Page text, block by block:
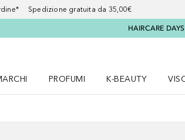
Spedizione gratuita da 35,00€
HAIRCARE
PROFUMI
K-BEAUTY